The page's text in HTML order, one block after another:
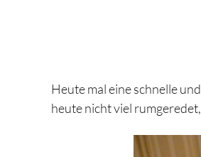
Heute mal eine schnelle
heute nicht viel